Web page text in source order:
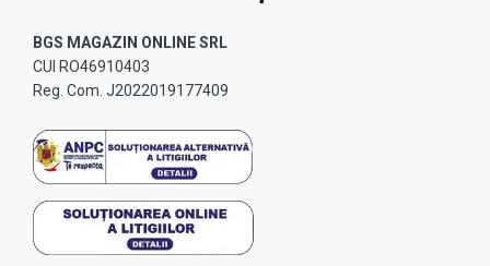
BGS MAGAZIN ONLINE SRL
CUI RO46910403
Reg. Com. J2022019177409